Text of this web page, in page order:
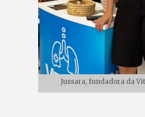
Jussara, fundadora da